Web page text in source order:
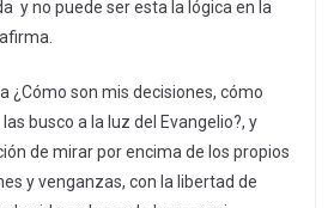
y no puede ser esta la lógica en la
¿Cómo son mis decisiones, cómo
busco a la luz del Evangelio?, y
de mirar por encima de los propios
y venganzas, con la libertad de